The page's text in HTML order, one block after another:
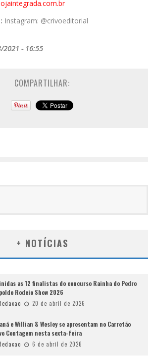
Instagram: @crivoeditorial
2021 - 16:55
COMPARTILHAR:
+ NOTÍCIAS
as 12 finalistas do concurso Rainha do Pedro
Rodeio Show 2026
20 de abril de 2026
e Willian & Wesley se apresentam no Carretão
Contagem nesta sexta-feira
6 de abril de 2026